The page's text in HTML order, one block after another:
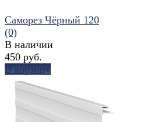
Саморез Чёрный 120
(0)
В наличии
450 руб.
В корзину